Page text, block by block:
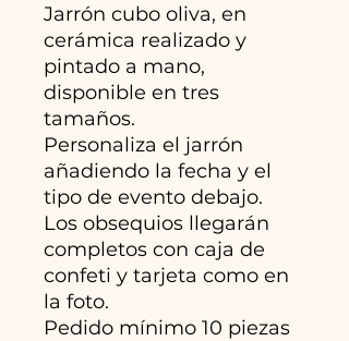
Jarrón cubo oliva, en
cerámica realizado y
pintado a mano,
disponible en tres
tamaños.
Personaliza el jarrón
añadiendo la fecha y el
tipo de evento debajo.
Los obsequios llegarán
completos con caja de
confeti y tarjeta como en
la foto.
Pedido mínimo 10 piezas